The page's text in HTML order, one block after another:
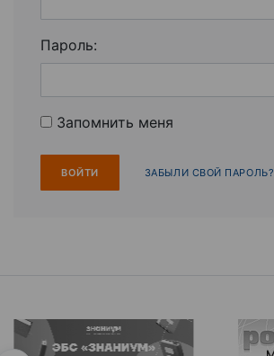
Пароль:
Запомнить меня
ЗАБЫЛИ СВОЙ ПАРОЛЬ?